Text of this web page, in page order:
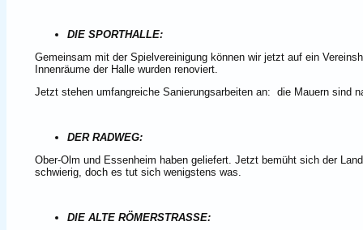
DIE SPORTHALLE:
Gemeinsam mit der Spielvereinigung können wir jetzt auf ein
Innenräume der Halle wurden renoviert.
Jetzt stehen umfangreiche Sanierungsarbeiten an: die Mauern sind
DER RADWEG:
Ober-Olm und Essenheim haben geliefert. Jetzt bemüht sich der
schwierig, doch es tut sich wenigstens was.
DIE ALTE RÖMERSTRASSE: